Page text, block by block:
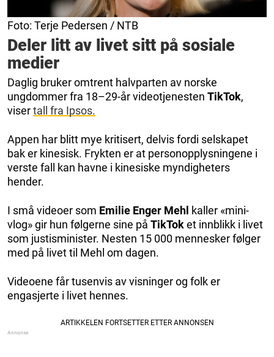
Foto: Terje Pedersen / NTB
Deler litt av livet sitt på sosiale
medier
Daglig bruker omtrent halvparten av norske
ungdommer fra 18–29-år videotjenesten TikTok,
visertall fra Ipsos.
Appen har blitt mye kritisert, delvis fordi selskapet
bak er kinesisk. Frykten er at personopplysningene i
verste fall kan havne i kinesiske myndigheters
hender.
I små videoer som Emilie Enger Mehl kaller «mini-
vlog» gir hun følgerne sine på TikToket innblikk i livet
som justisminister. Nesten 15 000 mennesker følger
med på livet til Mehl om dagen.
Videoene får tusenvis av visninger og folk er
engasjerte i livet hennes.